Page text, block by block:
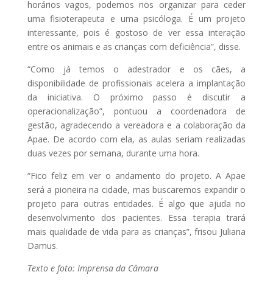
horários vagos, podemos nos organizar para ceder
uma fisioterapeuta e uma psicóloga. É um projeto
interessante, pois é gostoso de ver essa interação
entre os animais e as crianças com deficiência”, disse.
“Como já temos o adestrador e os cães, a
disponibilidade de profissionais acelera a implantação
da iniciativa. O próximo passo é discutir a
operacionalização”, pontuou a coordenadora de
gestão, agradecendo a vereadora e a colaboração da
Apae. De acordo com ela, as aulas seriam realizadas
duas vezes por semana, durante uma hora.
“Fico feliz em ver o andamento do projeto. A Apae
será a pioneira na cidade, mas buscaremos expandir o
projeto para outras entidades. É algo que ajuda no
desenvolvimento dos pacientes. Essa terapia trará
mais qualidade de vida para as crianças”, frisou Juliana
Damus.
Texto e foto: Imprensa da Câmara